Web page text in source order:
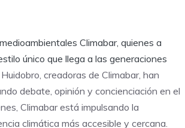
Climabar, quienes a
único que llega a las generaciones
creadoras de Climabar, han
debate, opinión y concienciación en el
Climabar está impulsando la
climática más accesible y cercana.